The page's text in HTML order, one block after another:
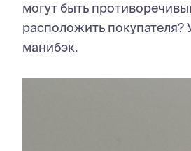
могут быть
расположить покупателя?
манибэк.